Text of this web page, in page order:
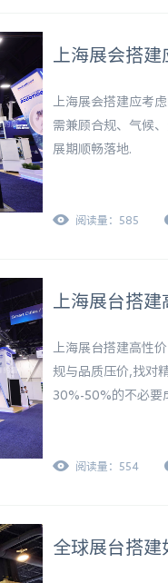
上海展会搭
上海展会搭建应考
需兼顾合规、气候
展期顺畅落地.
阅读量：585
上海展台搭
上海展台搭建高性
规与品质压价,找对
30%-50%的不必要
阅读量：554
全球展台搭建